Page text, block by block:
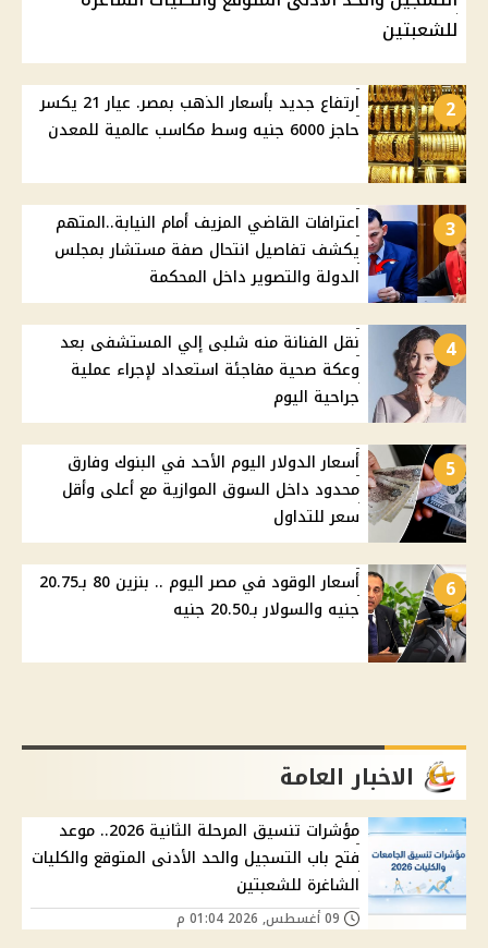
للشعبتين
2
ارتفاع جديد بأسعار الذهب بمصر. عيار 21 يكسر
حاجز 6000 جنيه وسط مكاسب عالمية للمعدن
3
اعترافات القاضي المزيف أمام النيابة..المتهم
يكشف تفاصيل انتحال صفة مستشار بمجلس
الدولة والتصوير داخل المحكمة
4
نقل الفنانة منه شلبى إلي المستشفى بعد
وعكة صحية مفاجئة استعداد لإجراء عملية
جراحية اليوم
5
أسعار الدولار اليوم الأحد في البنوك وفارق
محدود داخل السوق الموازية مع أعلى وأقل
سعر للتداول
6
أسعار الوقود في مصر اليوم .. بنزين 80 بـ20.75
جنيه والسولار بـ20.50 جنيه
الاخبار العامة
مؤشرات تنسيق المرحلة الثانية 2026.. موعد
فتح باب التسجيل والحد الأدنى المتوقع والكليات
الشاغرة للشعبتين